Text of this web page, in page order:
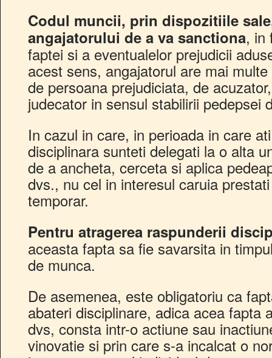
Codul muncii, prin dispozitiile
angajatorului de a va sanctiona, in
faptei si a eventualelor prejudicii
acest sens, angajatorul are mai
de persoana prejudiciata, de
judecator in sensul stabilirii pedepsei
In cazul in care, in perioada in care
disciplinara sunteti delegati la o alta
de a ancheta, cerceta si aplica
dvs., nu cel in interesul caruia
temporar.
Pentru atragerea raspunderii
aceasta fapta sa fie savarsita in
de munca.
De asemenea, este obligatoriu ca
abateri disciplinare, adica acea fapta
dvs, consta intr-o actiune sau
vinovatie si prin care s-a incalcat o